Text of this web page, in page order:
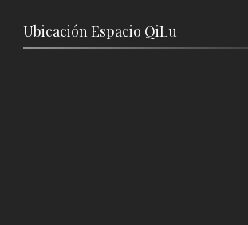
Ubicación Espacio QiLu